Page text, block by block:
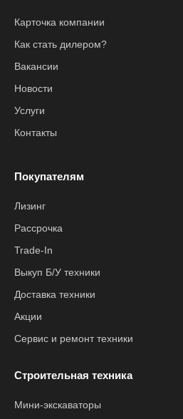
Карточка компании
Как стать дилером?
Вакансии
Новости
Услуги
Контакты
Покупателям
Лизинг
Рассрочка
Trade-In
Выкуп Б/У техники
Доставка техники
Акции
Сервис и ремонт техники
Строительная техника
Мини-экскаваторы